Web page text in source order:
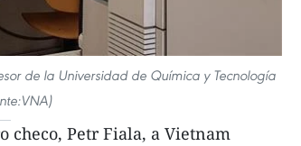
de la Universidad de Química y Tecnología
checo, Petr Fiala, a Vietnam